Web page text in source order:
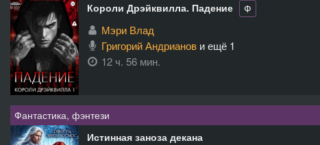
Короли Дрэйквилла. Падение
Ф
Мэри Влад
Григорий Андрианов и ещё 1
12 ч. 56 мин.
Фантастика, фэнтези
Истинная заноза декана